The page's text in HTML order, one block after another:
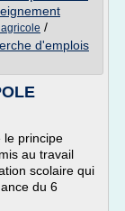
/
d'emplois
le principe
au travail
scolaire qui
du 6